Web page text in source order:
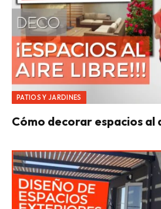
PATIOS Y JARDINES
Cómo decorar espacios al